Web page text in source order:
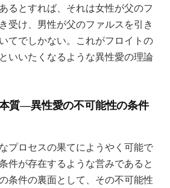
るとすれば、それは女性が父のフ
受け、男性が父のファルスを引き
てでしかない。これがフロイトの
いいたくなるような異性愛の理論
質―異性愛の不可能性の条件
プロセスの果てにようやく可能で
件が存在するような営みであると
条件の裏面として、その不可能性